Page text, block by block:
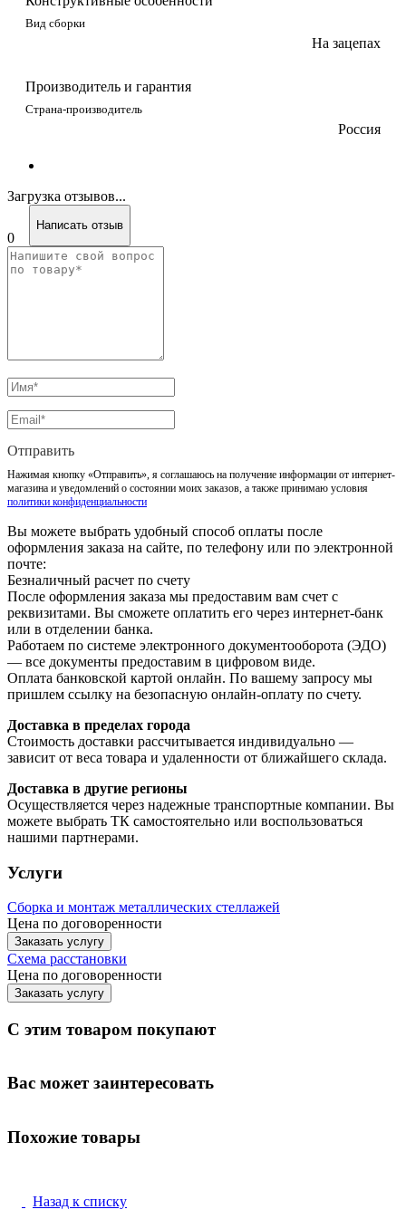
Вид сборки
На зацепах
Производитель и гарантия
Страна-производитель
Россия
Загрузка отзывов...
0
Написать отзыв
Отправить
Нажимая кнопку «Отправить», я соглашаюсь на получение информации от интернет-
магазина и уведомлений о состоянии моих заказов, а также принимаю условия
политики конфиденциальности
Вы можете выбрать удобный способ оплаты после
оформления заказа на сайте, по телефону или по электронной
почте:
Безналичный расчет по счету
После оформления заказа мы предоставим вам счет с
реквизитами. Вы сможете оплатить его через интернет-банк
или в отделении банка.
Работаем по системе электронного документооборота (ЭДО)
— все документы предоставим в цифровом виде.
Оплата банковской картой онлайн. По вашему запросу мы
пришлем ссылку на безопасную онлайн-оплату по счету.
Доставка в пределах города
Стоимость доставки рассчитывается индивидуально —
зависит от веса товара и удаленности от ближайшего склада.
Доставка в другие регионы
Осуществляется через надежные транспортные компании. Вы
можете выбрать ТК самостоятельно или воспользоваться
нашими партнерами.
Услуги
Сборка и монтаж металлических стеллажей
Цена по договоренности
Заказать услугу
Схема расстановки
Цена по договоренности
Заказать услугу
С этим товаром покупают
Вас может заинтересовать
Похожие товары
Назад к списку